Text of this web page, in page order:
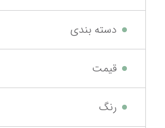
دسته بندی
قیمت
رنگ